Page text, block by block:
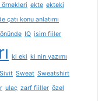
örnekleri ekte ekteki
çatı konu anlatımı
IQ isim fiiler
ki eki ki nin yazımı
Sivit Sweat Sweatshirt
ulaç zarf fiiller özel